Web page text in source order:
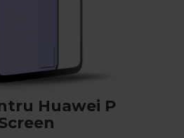
Huawei P